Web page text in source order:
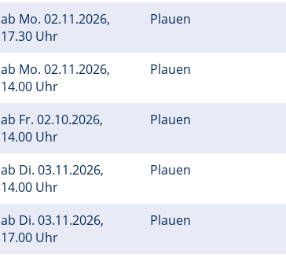
ab Mo. 02.11.2026,
17.30 Uhr
Plauen
ab Mo. 02.11.2026,
14.00 Uhr
Plauen
ab Fr. 02.10.2026,
14.00 Uhr
Plauen
ab Di. 03.11.2026,
14.00 Uhr
Plauen
ab Di. 03.11.2026,
17.00 Uhr
Plauen